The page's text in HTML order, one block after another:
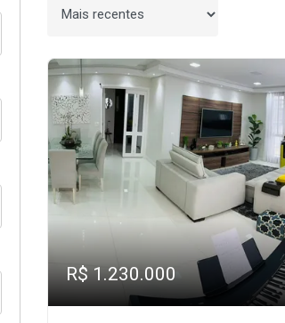
Ordenar por
R$ 1.230.000